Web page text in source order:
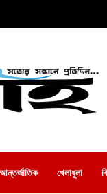
আন্তর্জাতিক খেলাধুলা